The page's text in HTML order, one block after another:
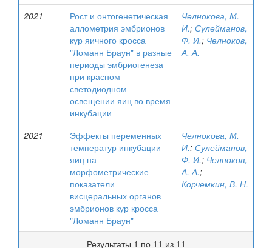
2021
Рост и онтогенетическая
аллометрия эмбрионов
кур яичного кросса
"Ломанн Браун" в разные
периоды эмбриогенеза
при красном
светодиодном
освещении яиц во время
инкубации
Челнокова, М.
И.; Сулейманов,
Ф. И.; Челноков,
А. А.
2021
Эффекты переменных
температур инкубации
яиц на
морфометрические
показатели
висцеральных органов
эмбрионов кур кросса
"Ломанн Браун"
Челнокова, М.
И.; Сулейманов,
Ф. И.; Челноков,
А. А.;
Корчемкин, В. Н.
Результаты 1 по 11 из 11